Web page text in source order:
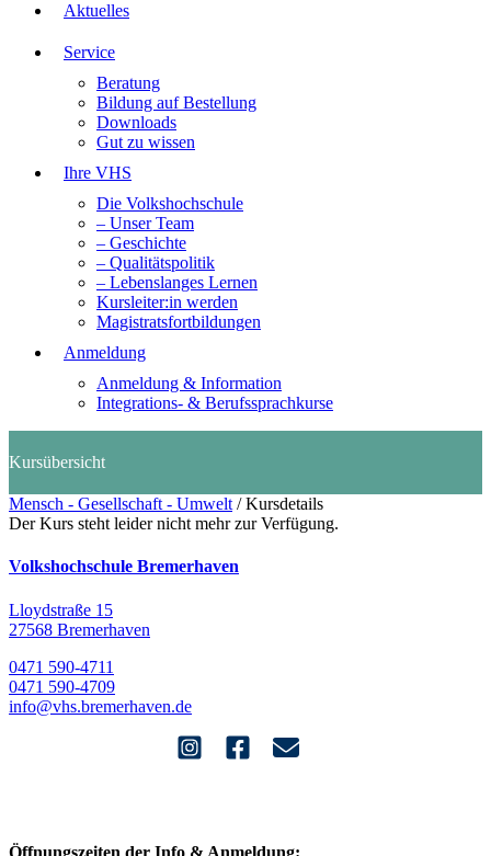
Aktuelles
Service
Beratung
Bildung auf Bestellung
Downloads
Gut zu wissen
Ihre VHS
Die Volkshochschule
– Unser Team
– Geschichte
– Qualitätspolitik
– Lebenslanges Lernen
Kursleiter:in werden
Magistratsfortbildungen
Anmeldung
Anmeldung & Information
Integrations- & Berufssprachkurse
Mensch - Gesellschaft - Umwelt /Kursdetails
Der Kurs steht leider nicht mehr zur Verfügung.
Volkshochschule Bremerhaven
Lloydstraße 15
27568 Bremerhaven
0471 590-4711
0471 590-4709
info@vhs.bremerhaven.de
Öffnungszeiten der Info & Anmeldung: